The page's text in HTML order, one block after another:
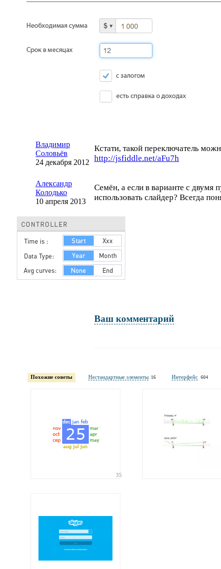
Владимир
Соловьёв
24 декабря 2012
Кстати, такой переключатель
http://jsfiddle.net/aFu7h
Александр
Колодько
10 апреля 2013
Семён, а если в варианте с двумя
использовать слайдер? Всегда
Ваш комментарий
обязательны полностью для публикации
Электронная
Похожие советы Нестандартные элементы 16 Интерфейс 604
35